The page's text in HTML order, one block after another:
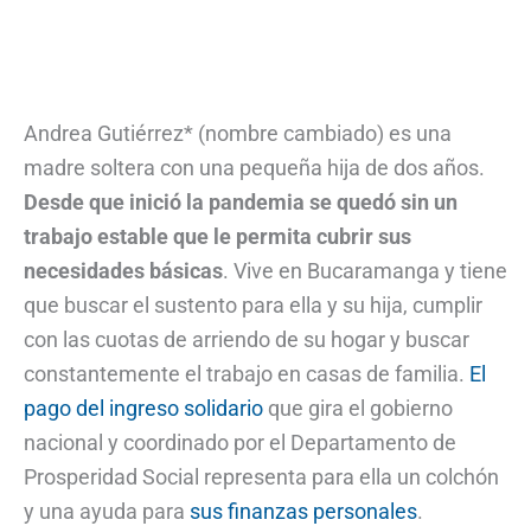
Andrea Gutiérrez* (nombre cambiado) es una
madre soltera con una pequeña hija de dos años.
Desde que inició la pandemia se quedó sin un
trabajo estable que le permita cubrir sus
necesidades básicas. Vive en Bucaramanga y tiene
que buscar el sustento para ella y su hija, cumplir
con las cuotas de arriendo de su hogar y buscar
constantemente el trabajo en casas de familia. El
pago del ingreso solidario que gira el gobierno
nacional y coordinado por el Departamento de
Prosperidad Social representa para ella un colchón
y una ayuda para sus finanzas personales.